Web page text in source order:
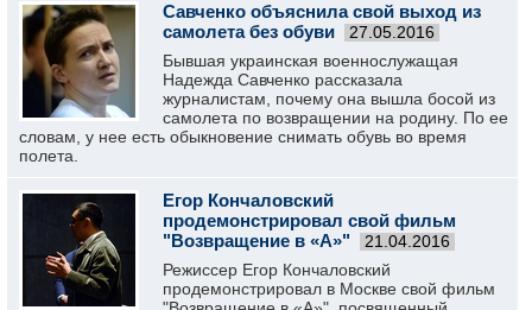
Савченко объяснила свой выход из
самолета без обуви
27.05.2016
Бывшая украинская военнослужащая
Надежда Савченко рассказала
журналистам, почему она вышла босой из
самолета по возвращении на родину. По ее
словам, у нее есть обыкновение снимать обувь во время
полета.
Егор Кончаловский
продемонстрировал свой фильм
"Возвращение в «А»"
21.04.2016
Режиссер Егор Кончаловский
продемонстрировал в Москве свой фильм